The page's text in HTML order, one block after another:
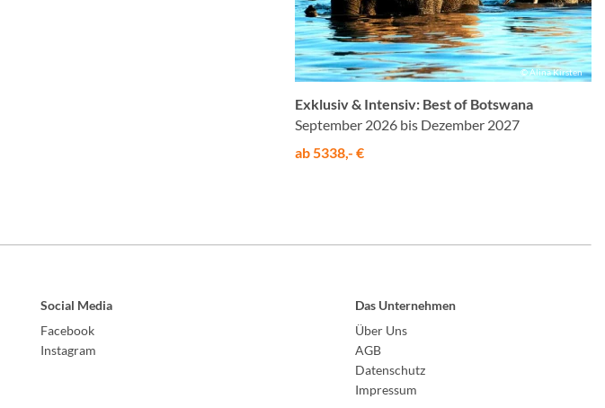
© Alina Kirsten
Exklusiv & Intensiv: Best of Botswana
September 2026 bis Dezember 2027
ab 5338,- €
Social Media
Facebook
Instagram
Das Unternehmen
Über Uns
AGB
Datenschutz
Impressum